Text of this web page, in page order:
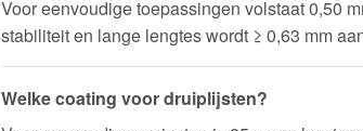
Voor eenvoudige toepassingen volstaat 0,50
stabiliteit en lange lengtes wordt ≥ 0,63 mm
Welke coating voor druiplijsten?